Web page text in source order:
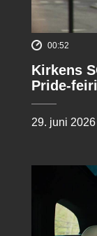
00:52
Kirkens
Pride-
29. juni 2026